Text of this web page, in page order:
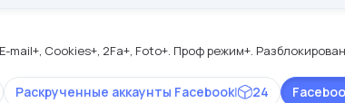
mail+, Cookies+, 2Fa+, Foto+. Проф режим+.
Раскрученные аккаунты Facebook| 24